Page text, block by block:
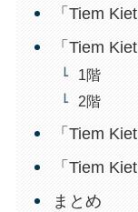
「Tiem
「Tiem
1階
2階
「Tiem
「Tiem
まとめ